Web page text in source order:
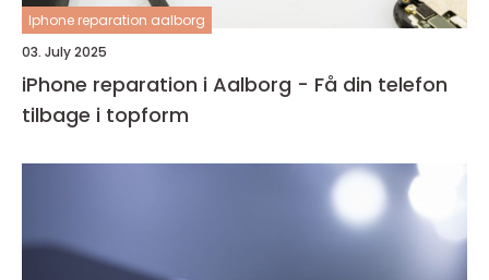
Iphone reparation aalborg
03. July 2025
iPhone reparation i Aalborg - Få din telefon
tilbage i topform